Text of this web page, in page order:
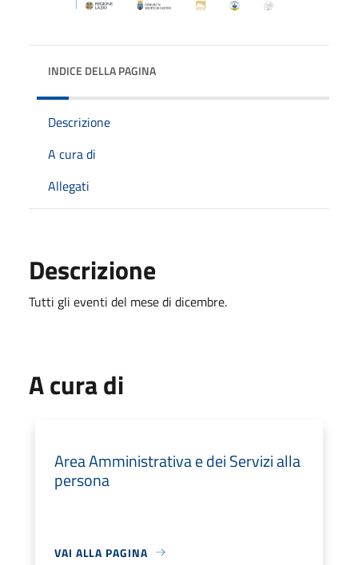
INDICE DELLA PAGINA
Descrizione
A cura di
Allegati
Descrizione
Tutti gli eventi del mese di dicembre.
A cura di
Area Amministrativa e dei Servizi alla
persona
VAI ALLA PAGINA